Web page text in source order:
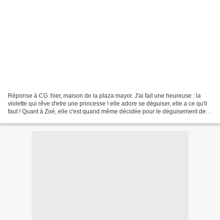
Réponse à CG :hier, maison de la plaza mayor. J'ai fait une heureuse : la
violette qui rêve d'etre une princesse ! elle adore se déguiser, elle a ce qu'il
faut ! Quant à Zoé, elle c'est quand même décidée pour le déguisement de